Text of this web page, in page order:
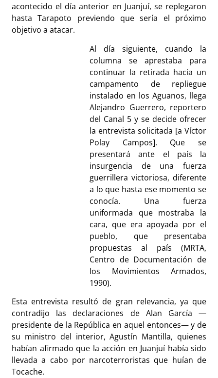
acontecido el día anterior en Juanjuí, se replegaron
hasta Tarapoto previendo que sería el próximo
objetivo a atacar.
Al día siguiente, cuando la
columna se aprestaba para
continuar la retirada hacia un
campamento de repliegue
instalado en los Aguanos, llega
Alejandro Guerrero, reportero
del Canal 5 y se decide ofrecer
la entrevista solicitada [a Víctor
Polay Campos]. Que se
presentará ante el país la
insurgencia de una fuerza
guerrillera victoriosa, diferente
a lo que hasta ese momento se
conocía. Una fuerza
uniformada que mostraba la
cara, que era apoyada por el
pueblo, que presentaba
propuestas al país (MRTA,
Centro de Documentación de
los Movimientos Armados,
1990).
Esta entrevista resultó de gran relevancia, ya que
contradijo las declaraciones de Alan García —
presidente de la República en aquel entonces— y de
su ministro del interior, Agustín Mantilla, quienes
habían afirmado que la acción en Juanjuí había sido
llevada a cabo por narcoterroristas que huían de
Tocache.